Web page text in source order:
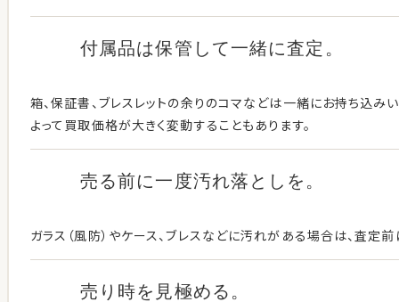
付属品は保管して一緒に査定。
箱、保証書、ブレスレットの余りのコマなどは一緒にお持ち込み
よって買取価格が大きく変動することもあります。
売る前に一度汚れ落としを。
ガラス（風防）やケース、ブレスなどに汚れがある場合は、査定
売り時を見極める。